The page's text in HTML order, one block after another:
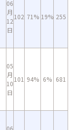
06
月
12
日
102 71% 19% 255
05
月
10
日
101 94% 6% 681
06